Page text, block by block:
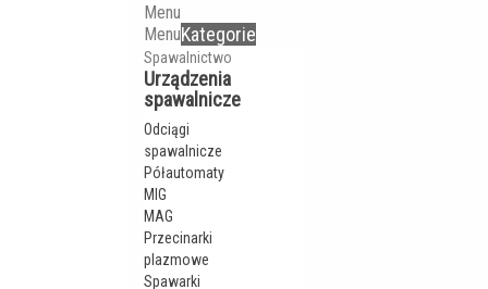
Menu
MenuKategorie
Spawalnictwo
Urządzenia
spawalnicze
Odciągi
spawalnicze
Półautomaty
MIG
MAG
Przecinarki
plazmowe
Spawarki